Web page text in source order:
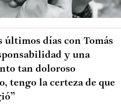
últimos días con Tomás
y una
tan doloroso
tengo la certeza de que